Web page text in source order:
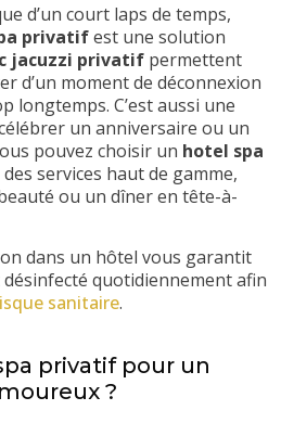
d’un court laps de temps,
privatifest une solution
jacuzzi privatif permettent
d’un moment de déconnexion
longtemps. C’est aussi une
un anniversaire ou un
pouvez choisir un hotel spa
services haut de gamme,
ou un dîner en tête-à-
dans un hôtel vous garantit
quotidiennement afin
sanitaire.
privatif pour un
?